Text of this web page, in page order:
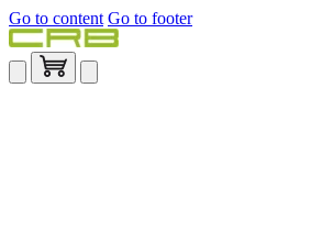
Go to content Go to footer